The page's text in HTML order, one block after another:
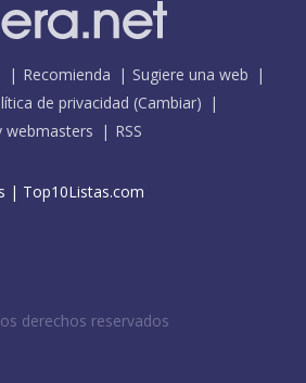
Recomienda
Sugiere una web
de privacidad (Cambiar)
webmasters RSS
| Top10Listas.com
derechos reservados